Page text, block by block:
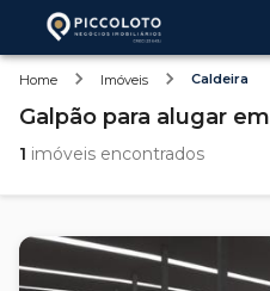
Home Imóveis Caldeira
Galpão para alugar em
1 imóveis encontrados